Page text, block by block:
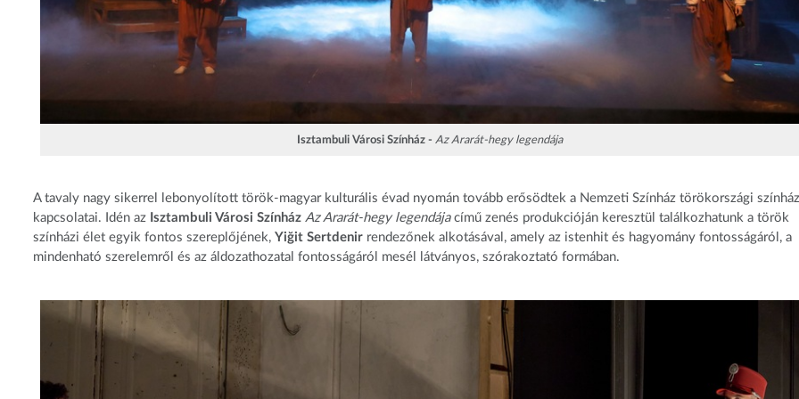
Isztambuli Városi Színház - Az Ararát-hegy legendája
A tavaly nagy sikerrel lebonyolított török-magyar kulturális évad nyomán tovább erősödtek a Nemzeti Színház törökországi
kapcsolatai. Idén az Isztambuli Városi Színház Az Ararát-hegy legendája című zenés produkcióján keresztül találkozhatunk a török
színházi élet egyik fontos szereplőjének, Yiğit Sertdenir rendezőnek alkotásával, amely az istenhit és hagyomány fontosságáról, a
mindenható szerelemről és az áldozathozatal fontosságáról mesél látványos, szórakoztató formában.